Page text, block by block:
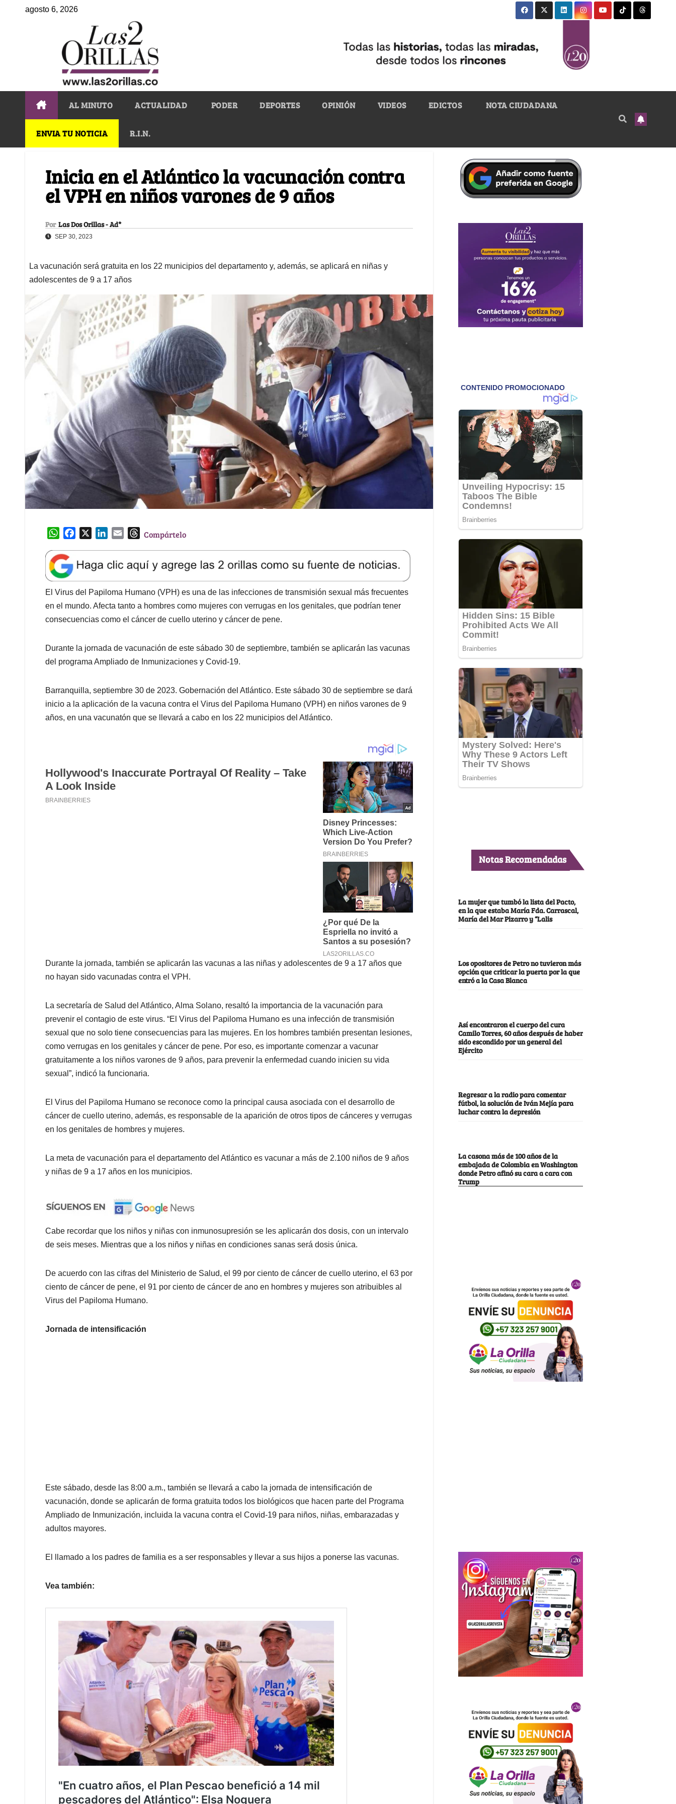
agosto 6, 2026
AL MINUTO ACTUALIDAD PODER DEPORTES OPINIÓN VIDEOS EDICTOS NOTA CIUDADANA
ENVIA TU NOTICIA R.I.N.
Inicia en el Atlántico la vacunación contra
el VPH en niños varones de 9 años
Por Las Dos Orillas - Ad*
SEP 30, 2023
La vacunación será gratuita en los 22 municipios del departamento y, además, se aplicará en niñas y
adolescentes de 9 a 17 años
W
a
t
s
A
p
p
e
b
o
o
k
k
e
d
I
n
l
T
e
a
d
s
Compártelo
El Virus del Papiloma Humano (VPH) es una de las infecciones de transmisión sexual más frecuentes
en el mundo. Afecta tanto a hombres como mujeres con verrugas en los genitales, que podrían tener
consecuencias como el cáncer de cuello uterino y cáncer de pene.
Durante la jornada de vacunación de este sábado 30 de septiembre, también se aplicarán las vacunas
del programa Ampliado de Inmunizaciones y Covid-19.
Barranquilla, septiembre 30 de 2023. Gobernación del Atlántico. Este sábado 30 de septiembre se dará
inicio a la aplicación de la vacuna contra el Virus del Papiloma Humano (VPH) en niños varones de 9
años, en una vacunatón que se llevará a cabo en los 22 municipios del Atlántico.
Durante la jornada, también se aplicarán las vacunas a las niñas y adolescentes de 9 a 17 años que
no hayan sido vacunadas contra el VPH.
La secretaría de Salud del Atlántico, Alma Solano, resaltó la importancia de la vacunación para
prevenir el contagio de este virus. “El Virus del Papiloma Humano es una infección de transmisión
sexual que no solo tiene consecuencias para las mujeres. En los hombres también presentan lesiones,
como verrugas en los genitales y cáncer de pene. Por eso, es importante comenzar a vacunar
gratuitamente a los niños varones de 9 años, para prevenir la enfermedad cuando inicien su vida
sexual”, indicó la funcionaria.
El Virus del Papiloma Humano se reconoce como la principal causa asociada con el desarrollo de
cáncer de cuello uterino, además, es responsable de la aparición de otros tipos de cánceres y verrugas
en los genitales de hombres y mujeres.
La meta de vacunación para el departamento del Atlántico es vacunar a más de 2.100 niños de 9 años
y niñas de 9 a 17 años en los municipios.
Cabe recordar que los niños y niñas con inmunosupresión se les aplicarán dos dosis, con un intervalo
de seis meses. Mientras que a los niños y niñas en condiciones sanas será dosis única.
De acuerdo con las cifras del Ministerio de Salud, el 99 por ciento de cáncer de cuello uterino, el 63 por
ciento de cáncer de pene, el 91 por ciento de cáncer de ano en hombres y mujeres son atribuibles al
Virus del Papiloma Humano.
Jornada de intensificación
Este sábado, desde las 8:00 a.m., también se llevará a cabo la jornada de intensificación de
vacunación, donde se aplicarán de forma gratuita todos los biológicos que hacen parte del Programa
Ampliado de Inmunización, incluida la vacuna contra el Covid-19 para niños, niñas, embarazadas y
adultos mayores.
El llamado a los padres de familia es a ser responsables y llevar a sus hijos a ponerse las vacunas.
Vea también:
Notas Recomendadas
La mujer que tumbó la lista del Pacto,
en la que estaba María Fda. Carrascal,
María del Mar Pizarro y “Lalis
Los opositores de Petro no tuvieron más
opción que criticar la puerta por la que
entró a la Casa Blanca
Así encontraron el cuerpo del cura
Camilo Torres, 60 años después de haber
sido escondido por un general del
Ejército
Regresar a la radio para comentar
fútbol, la solución de Iván Mejía para
luchar contra la depresión
La casona más de 100 años de la
embajada de Colombia en Washington
donde Petro afinó su cara a cara con
Trump